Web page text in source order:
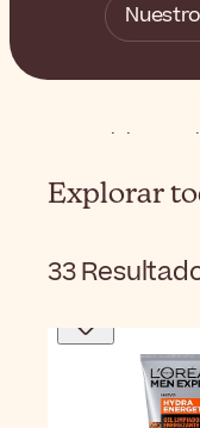
Inicio
Explorar
33